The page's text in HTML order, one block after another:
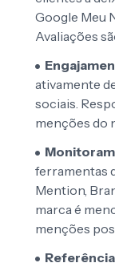
Google Meu
Avaliações
ativamente
sociais.
menções do
ferramentas
Mention,
marca é
menções